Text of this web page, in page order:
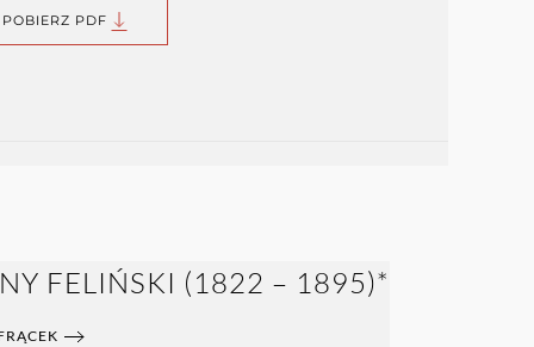
POBIERZ PDF
FELIŃSKI (1822 – 1895)*